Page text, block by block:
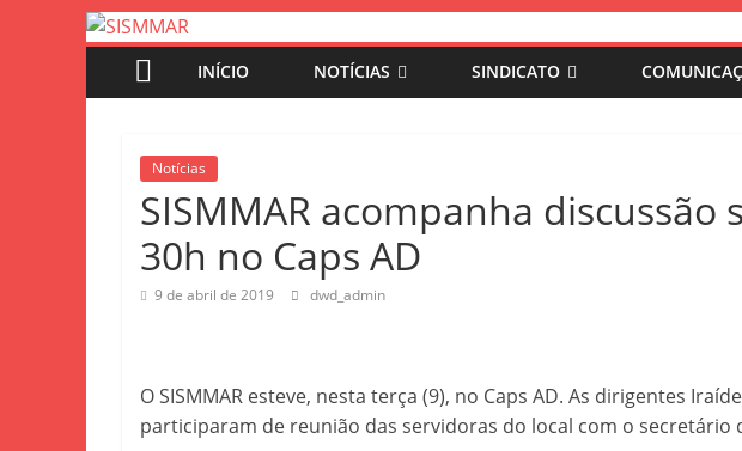
INÍCIO NOTÍCIAS SINDICATO
Notícias
SISMMAR acompanha discussão
30h no Caps AD
9 de abril de 2019 dwd_admin
O SISMMAR esteve, nesta terça (9), no Caps AD. As dirigentes
participaram de reunião das servidoras do local com o secretário